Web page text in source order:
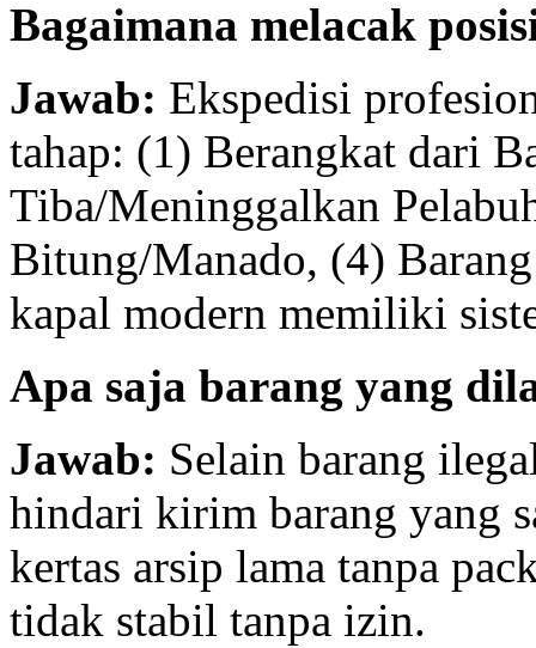
Bagaimana melacak
Jawab: Ekspedisi
tahap: (1) Berangkat dari
Tiba/Meninggalkan
Bitung/Manado, (4)
kapal modern memiliki
Apa saja barang yang
Jawab: Selain barang
hindari kirim barang yang
kertas arsip lama tanpa
tidak stabil tanpa izin.